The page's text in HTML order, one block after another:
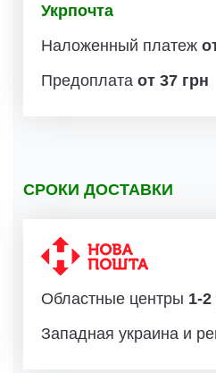
Укрпочта
Наложенный платеж
Предоплата от 37 грн
СРОКИ ДОСТАВКИ
Областные центры 1-
Западная украина и